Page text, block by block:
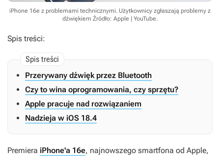
iPhone 16e z problemami technicznymi. Użytkownicy zgłaszają problemy z
dźwiękiem Źródło: Apple | YouTube.
Spis treści:
Przerywany dźwięk przez Bluetooth
Czy to wina oprogramowania, czy sprzętu?
Apple pracuje nad rozwiązaniem
Nadzieja w iOS 18.4
Premiera iPhone'a 16e, najnowszego smartfona od Apple,